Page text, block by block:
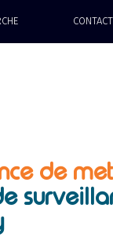
CONTACT
de